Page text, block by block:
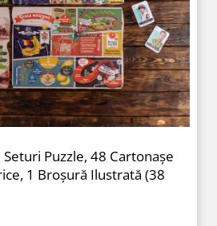
Puzzle, 48 Cartonașe
1 Broșură Ilustrată (38